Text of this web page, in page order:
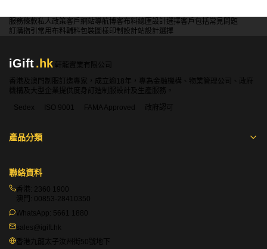
服務條款私人政策客戶 網站導航博客布料總匯設計選擇客戶包括常見問題
訂購指引 常用布料輔料包裝 圖樣印制 設計站設計選擇
iGift.hk
軒龍實業有限公司
香港及澳門制服訂造專家，成立逾18年，專為金融機構、物業管理公司、政府
機構及大型企業提供度身訂造制服設計及生產服務。
Sedex
ISO 9001 FAMA Approved 政府認可
產品分類
聯絡資料
香港: 2360 1900
澳門: 00853-28410350
WhatsApp: 5661 1880
sales@igift.hk
香港九龍太子汝州街50號地下